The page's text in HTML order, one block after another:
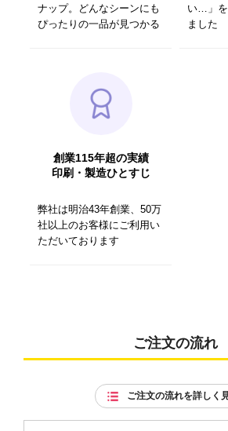
ナップ。どんなシーンにも
ぴったりの一品が見つかる
い…」を
ました
創業115年超の実績
印刷・製造ひとすじ
弊社は明治43年創業、50万
社以上のお客様にご利用い
ただいております
ご注文の流れ
ご注文の流れを詳しく